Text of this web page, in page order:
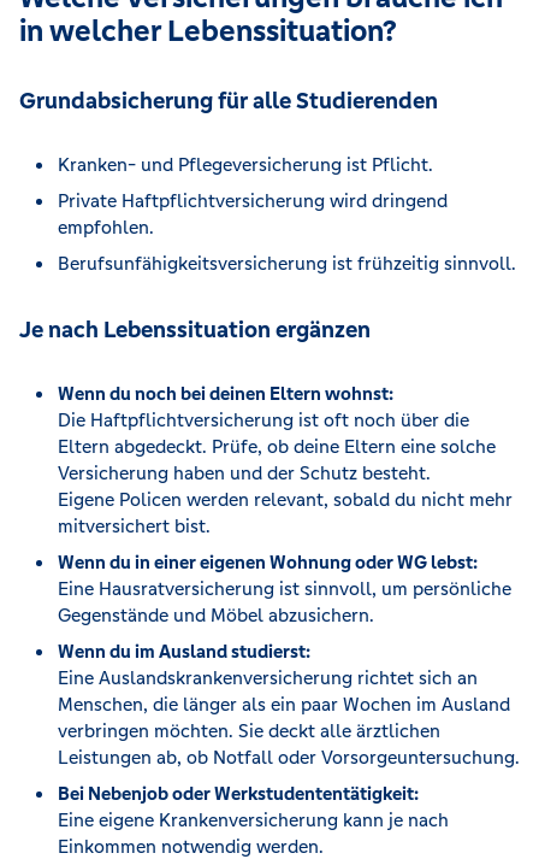
in welcher Lebenssituation?
Grundabsicherung für alle Studierenden
Kranken- und Pflegeversicherung ist Pflicht.
Private Haftpflichtversicherung wird dringend
empfohlen.
Berufsunfähigkeitsversicherung ist frühzeitig sinnvoll.
Je nach Lebenssituation ergänzen
Wenn du noch bei deinen Eltern wohnst:
Die Haftpflichtversicherung ist oft noch über die
Eltern abgedeckt. Prüfe, ob deine Eltern eine solche
Versicherung haben und der Schutz besteht.
Eigene Policen werden relevant, sobald du nicht mehr
mitversichert bist.
Wenn du in einer eigenen Wohnung oder WG lebst:
Eine Hausratversicherung ist sinnvoll, um persönliche
Gegenstände und Möbel abzusichern.
Wenn du im Ausland studierst:
Eine Auslandskrankenversicherung richtet sich an
Menschen, die länger als ein paar Wochen im Ausland
verbringen möchten. Sie deckt alle ärztlichen
Leistungen ab, ob Notfall oder Vorsorgeuntersuchung.
Bei Nebenjob oder Werkstudententätigkeit:
Eine eigene Krankenversicherung kann je nach
Einkommen notwendig werden.